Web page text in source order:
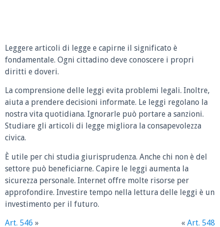
Leggere articoli di legge e capirne il significato è
fondamentale. Ogni cittadino deve conoscere i propri
diritti e doveri.
La comprensione delle leggi evita problemi legali. Inoltre,
aiuta a prendere decisioni informate. Le leggi regolano la
nostra vita quotidiana. Ignorarle può portare a sanzioni.
Studiare gli articoli di legge migliora la consapevolezza
civica.
È utile per chi studia giurisprudenza. Anche chi non è del
settore può beneficiarne. Capire le leggi aumenta la
sicurezza personale. Internet offre molte risorse per
approfondire. Investire tempo nella lettura delle leggi è un
investimento per il futuro.
Art. 546 » « Art. 548